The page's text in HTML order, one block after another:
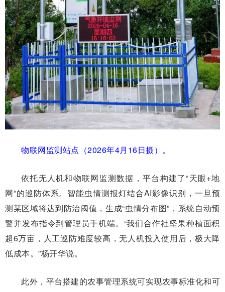
物联网监测站点（2026年4月16日摄）。
依托无人机和物联网监测数据，平台构建了“天眼+地
网”的巡防体系。智能虫情测报灯结合AI影像识别，一旦预
测某区域将达到防治阈值，生成“虫情分布图”，系统自动预
警并发布指令到管理员手机端。“我们合作社坚果种植面积
超6万亩，人工巡防难度较高，无人机投入使用后，极大降
低成本。”杨开华说。
此外，平台搭建的农事管理系统可实现农事标准化和可